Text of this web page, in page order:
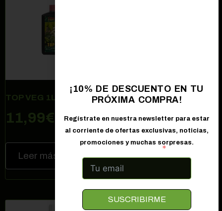
TOP VEG 1L TOP CROP
11,99€
Leer más
GREEN EXPLOSION
13,00€
¡10% DE DESCUENTO EN TU
PRÓXIMA COMPRA!
Regístrate en nuestra newsletter para estar
al corriente de ofertas exclusivas, noticias,
promociones y muchas sorpresas.
Correo electrónico
SUSCRIBIRME